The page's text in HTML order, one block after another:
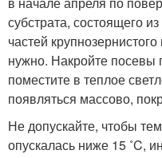
субстрата, состоящего
частей
нужно. Накройте
поместите в теплое
появляться массово,
Не допускайте, чтобы
опускалась ниже 15 ˚C,